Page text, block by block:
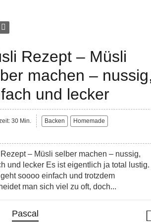
Rezept – Müsli
machen –
und lecker
30 Min. Backen Homemade
– Müsli selber machen – nussig,
und lecker Es ist eigentlich ja total lustig.
soooo einfach und trotzdem
man sich viel zu oft, doch...
Pascal